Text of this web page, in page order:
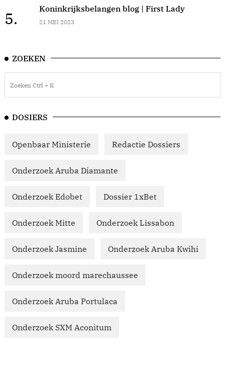
5.
Koninkrijksbelangen blog | First Lady
21 MEI 2023
ZOEKEN
DOSIERS
Openbaar Ministerie Redactie Dossiers
Onderzoek Aruba Diamante
Onderzoek Edobet Dossier 1xBet
Onderzoek Mitte Onderzoek Lissabon
Onderzoek Jasmine Onderzoek Aruba Kwihi
Onderzoek moord marechaussee
Onderzoek Aruba Portulaca
Onderzoek SXM Aconitum